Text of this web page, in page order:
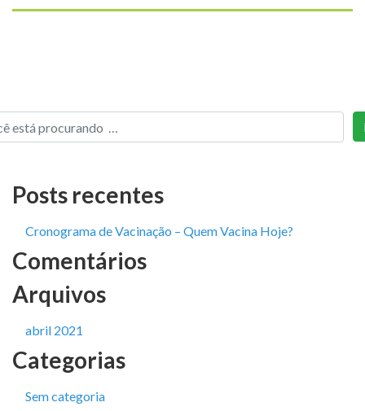
Posts recentes
Cronograma de Vacinação – Quem Vacina Hoje?
Comentários
Arquivos
abril 2021
Categorias
Sem categoria